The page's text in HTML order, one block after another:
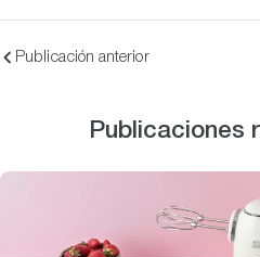
Publicación anterior
Publicaciones